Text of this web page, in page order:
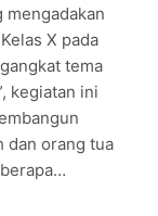
mengadakan
X pada
tema
kegiatan ini
dan orang tua